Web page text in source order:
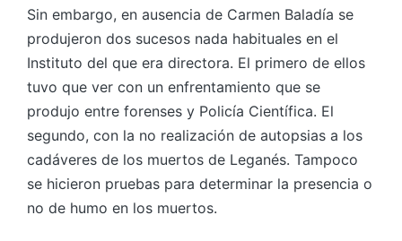
Sin embargo, en ausencia de Carmen Baladía se
produjeron dos sucesos nada habituales en el
Instituto del que era directora. El primero de ellos
tuvo que ver con un enfrentamiento que se
produjo entre forenses y Policía Científica. El
segundo, con la no realización de autopsias a los
cadáveres de los muertos de Leganés. Tampoco
se hicieron pruebas para determinar la presencia o
no de humo en los muertos.